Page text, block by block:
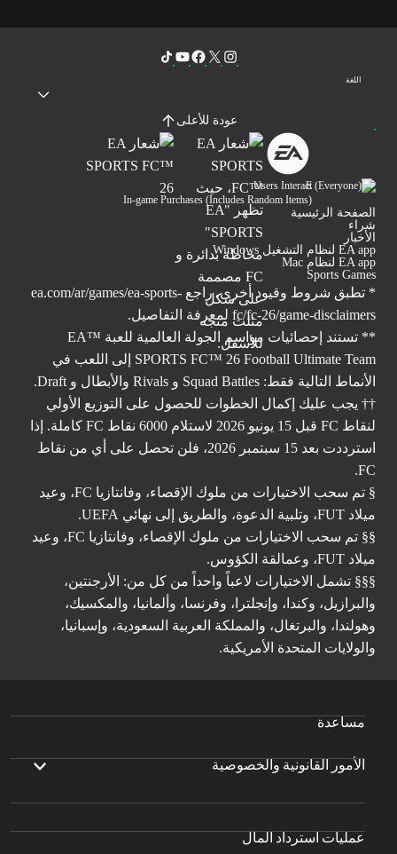
اللغة
عودة للأعلى
Users Interact
In-game Purchases (Includes Random Items)
الصفحة الرئيسية
شراء
الأخبار
EA app لنظام التشغيل Windows
EA app لنظام Mac
Sports Games
* تطبق شروط وقيود أخرى. راجع ea.com/ar/games/ea-sports-
fc/fc-26/game-disclaimers لمعرفة التفاصيل.
** تستند إحصائيات مواسم الجولة العالمية للعبة ™EA
SPORTS FC™ 26 Football Ultimate Team إلى اللعب في
الأنماط التالية فقط: Squad Battles و Rivals والأبطال و Draft.
†† يجب عليك إكمال الخطوات للحصول على التوزيع الأولي
لنقاط FC قبل 15 يونيو 2026 لاستلام 6000 نقاط FC كاملة. إذا
استرددت بعد 15 سبتمبر 2026، فلن تحصل على أي من نقاط
FC.
§ تم سحب الاختيارات من ملوك الإقصاء، وفانتازيا FC، وعيد
ميلاد FUT، وتلبية الدعوة، والطريق إلى نهائي UEFA.
§§ تم سحب الاختيارات من ملوك الإقصاء، وفانتازيا FC، وعيد
ميلاد FUT، وعمالقة الكؤوس.
§§§ تشمل الاختيارات لاعباً واحداً من كل من: الأرجنتين،
والبرازيل، وكندا، وإنجلترا، وفرنسا، وألمانيا، والمكسيك،
وهولندا، والبرتغال، والمملكة العربية السعودية، وإسبانيا،
والولايات المتحدة الأمريكية.
مساعدة
الأمور القانونية والخصوصية
عمليات استرداد المال